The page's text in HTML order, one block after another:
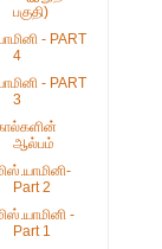
பகுதி)
- PART
4
- PART
3
ஆல்பம்
Part 2
-
Part 1